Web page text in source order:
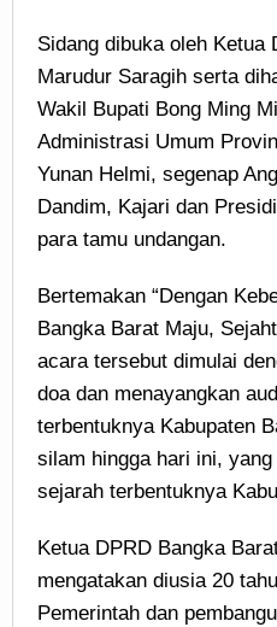
Sidang dibuka oleh Ketua
Marudur Saragih serta
Wakil Bupati Bong Ming
Administrasi Umum
Yunan Helmi, segenap
Dandim, Kajari dan
para tamu undangan.
Bertemakan “Dengan
Bangka Barat Maju,
acara tersebut dimulai
doa dan menayangkan
terbentuknya Kabupaten
silam hingga hari ini,
sejarah terbentuknya
Ketua DPRD Bangka
mengatakan diusia 20
Pemerintah dan